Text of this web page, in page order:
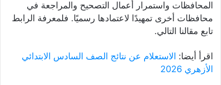
المحافظات واستمرار أعمال التصحيح والمراجعة في
محافظات أخرى تمهيدًا لاعتمادها رسميًا. فلمعرفة الرابط
تابع مقالنا التالي.
اقرأ أيضا: الاستعلام عن نتائج الصف السادس الابتدائي
الأزهري 2026